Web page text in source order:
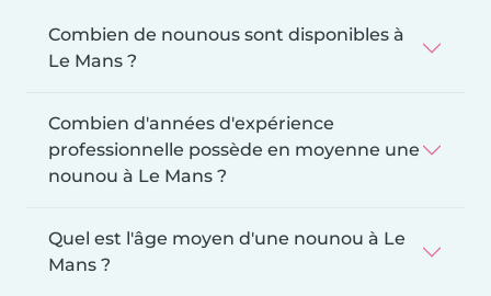
Combien de nounous sont disponibles à
Le Mans ?
Combien d'années d'expérience
professionnelle possède en moyenne une
nounou à Le Mans ?
Quel est l'âge moyen d'une nounou à Le
Mans ?